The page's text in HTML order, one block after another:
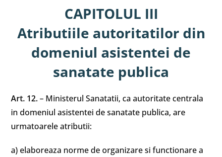
CAPITOLUL III
Atributiile autoritatilor din
domeniul asistentei de
sanatate publica
Art. 12.– Ministerul Sanatatii, ca autoritate centrala
in domeniul asistentei de sanatate publica, are
urmatoarele atributii:
a) elaboreaza norme de organizare si functionare a